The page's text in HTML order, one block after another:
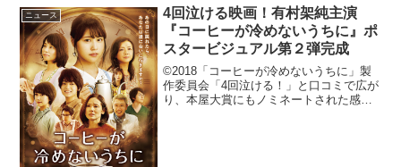
れを実写化したもの。耳栓をして日常を
過ごし役作り本作で...
ニュース
4回泣ける映画！有村架純主演
『コーヒーが冷めないうちに』ポ
スタービジュアル第２弾完成
©2018「コーヒーが冷めないうちに」製
作委員会「4回泣ける！」と口コミで広が
り、本屋大賞にもノミネートされた感涙